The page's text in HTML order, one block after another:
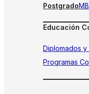
Postgrado
Educación
Diplomados y
Programas